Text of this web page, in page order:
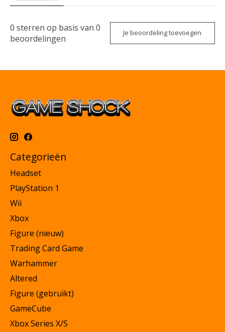
0 sterren op basis van 0
beoordelingen
Je beoordeling toevoegen
Categorieën
Headset
PlayStation 1
Wii
Xbox
Figure (nieuw)
Trading Card Game
Warhammer
Altered
Figure (gebruikt)
GameCube
Xbox Series X/S